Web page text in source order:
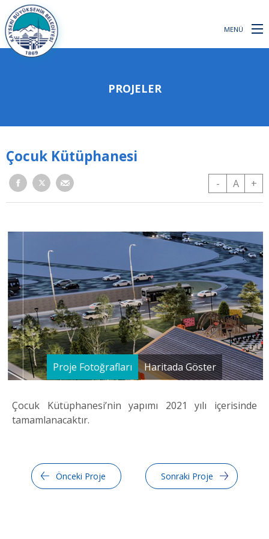
MENÜ
PROJELER
Çocuk Kütüphanesi
- A +
Proje Fotoğrafları Haritada Göster
Çocuk Kütüphanesi’nin yapımı 2021 yılı içerisinde
tamamlanacaktır.
Önceki Proje Sonraki Proje